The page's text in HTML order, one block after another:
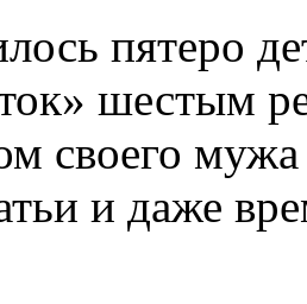
пятеро
шестым
своего
и даже